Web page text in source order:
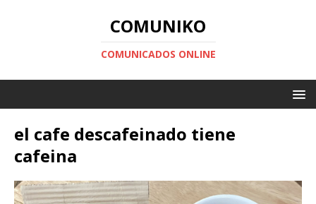
COMUNIKO
COMUNICADOS ONLINE
el cafe descafeinado tiene
cafeina